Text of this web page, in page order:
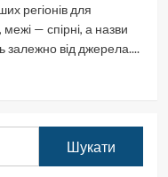
регіонів для
— спірні, а назви
залежно від джерела....